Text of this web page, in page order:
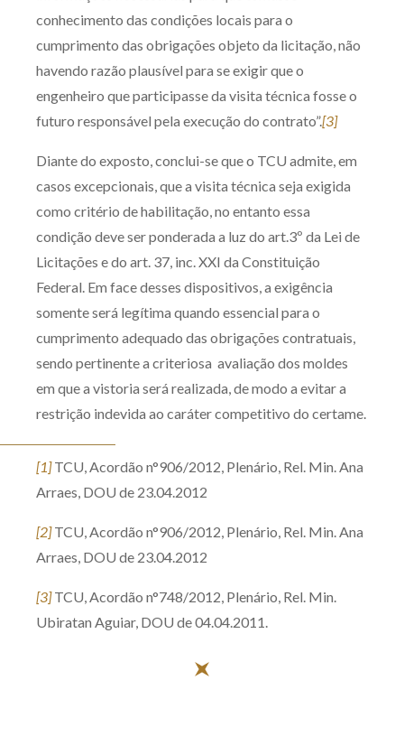
conhecimento das condições locais para o
cumprimento das obrigações objeto da licitação, não
havendo razão plausível para se exigir que o
engenheiro que participasse da visita técnica fosse o
futuro responsável pela execução do contrato”.[3]
Diante do exposto, conclui-se que o TCU admite, em
casos excepcionais, que a visita técnica seja exigida
como critério de habilitação, no entanto essa
condição deve ser ponderada a luz do art.3º da Lei de
Licitações e do art. 37, inc. XXI da Constituição
Federal. Em face desses dispositivos, a exigência
somente será legítima quando essencial para o
cumprimento adequado das obrigações contratuais,
sendo pertinente a criteriosa avaliação dos moldes
em que a vistoria será realizada, de modo a evitar a
restrição indevida ao caráter competitivo do certame.
[1]TCU, Acordão n°906/2012, Plenário, Rel. Min. Ana
Arraes, DOU de 23.04.2012
[2]TCU, Acordão n°906/2012, Plenário, Rel. Min. Ana
Arraes, DOU de 23.04.2012
[3]TCU, Acordão n°748/2012, Plenário, Rel. Min.
Ubiratan Aguiar, DOU de 04.04.2011.